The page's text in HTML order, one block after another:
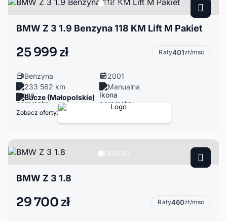
BMW Z 3 1.9 Benzyna 118 KM Lift M Pakiet
25 999 zł Raty401zł/msc
Benzyna
2001
233 562 km
Manualna
Bucze (Małopolskie)
Zobacz oferty:
BMW Z 3 1.8
29 700 zł Raty460zł/msc